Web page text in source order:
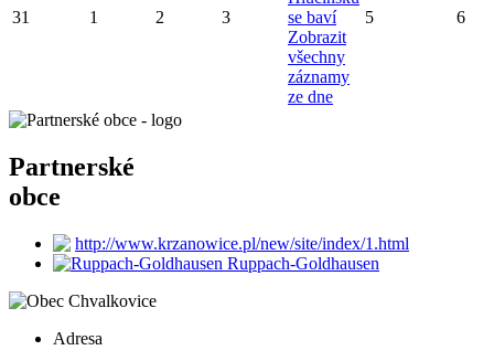
31 1 2 3
se baví
Zobrazit
všechny
záznamy
ze dne
5 6
Partnerské
obce
http://www.krzanowice.pl/new/site/index/1.html
Ruppach-Goldhausen
Adresa